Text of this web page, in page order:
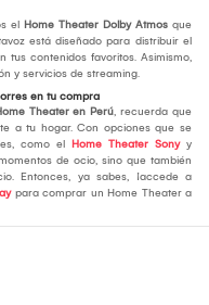
el Home Theater Dolby Atmos que
está diseñado para distribuir el
tus contenidos favoritos. Asimismo,
y servicios de streaming.
en tu compra
Theater en Perú, recuerda que
a tu hogar. Con opciones que se
como el Home Theater Sonyy
de ocio, sino que también
Entonces, ya sabes, ¡accede a
para comprar un Home Theater a